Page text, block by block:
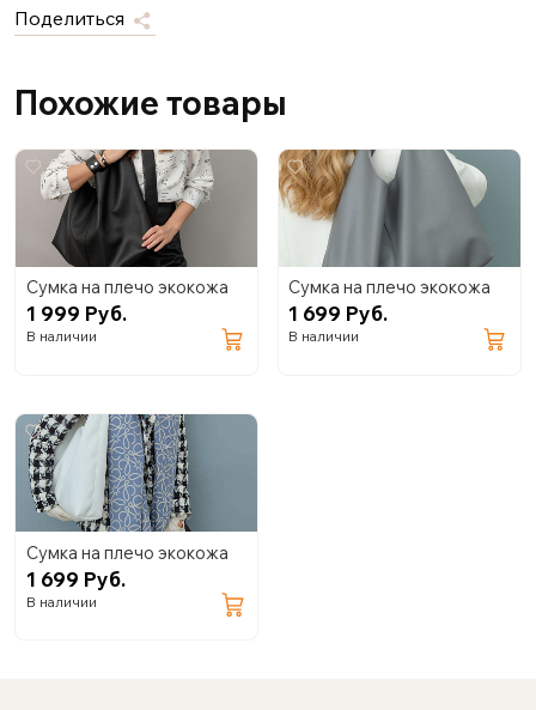
Поделиться
Похожие товары
Сумка на плечо экокожа
1 999 Руб.
В наличии
Сумка на плечо экокожа
1 699 Руб.
В наличии
Сумка на плечо экокожа
1 699 Руб.
В наличии